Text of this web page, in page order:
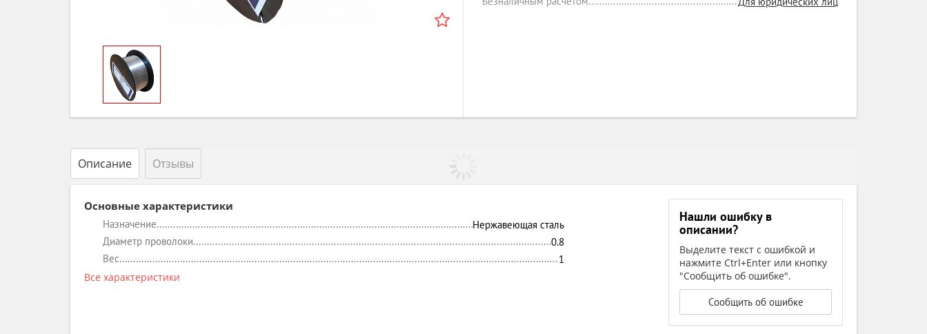
Описание Отзывы
Основные характеристики
Назначение
Нержавеющая сталь
Диаметр проволоки
0.8
Вес
1
Все характеристики
Нашли ошибку в
описании?
Выделите текст с ошибкой и
нажмите Ctrl+Enter или кнопку
"Сообщить об ошибке".
Сообщить об ошибке